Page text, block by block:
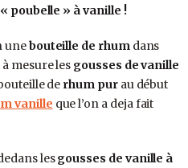
poubelle » à vanille !
unebouteille de rhumdans
mesure les gousses de vanille
de rhum purau début
vanille que l’on a deja fait
lesgousses de vanille à